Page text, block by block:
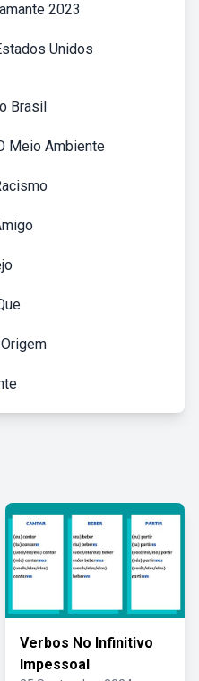
2023
Unidos
Brasil
Meio Ambiente
Verbos No Infinitivo
Impessoal